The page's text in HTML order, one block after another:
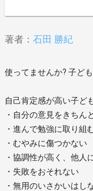
著者： 石田 勝紀
使ってませんか? 子ど
自己肯定感が高い子ど
・自分の意見をきちん
・進んで勉強に取り組
・むやみに傷つかない
・協調性が高く、他人
・失敗をおそれない
・無用のいさかいはし